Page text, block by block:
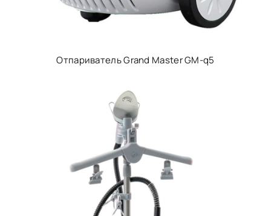
Отпариватель Grand Master GM-q5